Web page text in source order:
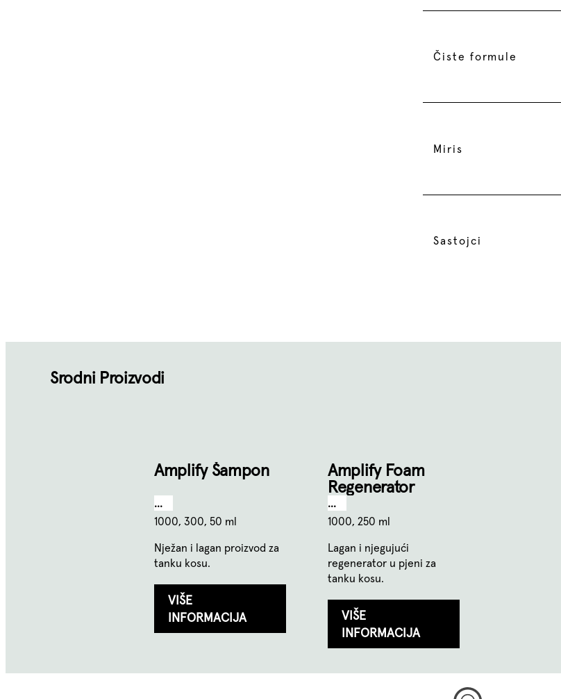
Čiste formule
Miris
Sastojci
Srodni Proizvodi
Amplify Šampon
...
1000, 300, 50 ml
Nježan i lagan proizvod za
tanku kosu.
VIŠE
INFORMACIJA
Amplify Foam
Regenerator
...
1000, 250 ml
Lagan i njegujući
regenerator u pjeni za
tanku kosu.
VIŠE
INFORMACIJA